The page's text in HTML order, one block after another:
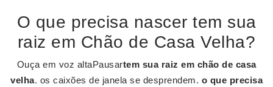
O que precisa nascer tem sua
raiz em Chão de Casa Velha?
Ouça em voz altaPausartem sua raiz em chão de casa
velha. os caixões de janela se desprendem. o que precisa